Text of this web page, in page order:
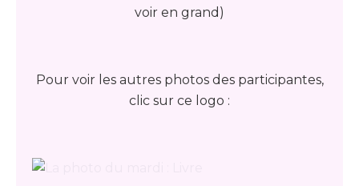
voir en grand)
Pour voir les autres photos des participantes,
clic sur ce logo :